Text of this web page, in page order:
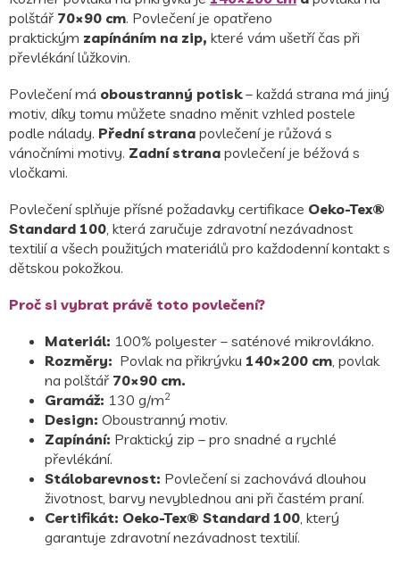
polštář 70×90 cm. Povlečení je opatřeno
praktickým zapínáním na zip, které vám ušetří čas při
převlékání lůžkovin.
Povlečení má oboustranný potisk– každá strana má jiný
motiv, díky tomu můžete snadno měnit vzhled postele
podle nálady. Přední strana povlečení je růžová s
vánočními motivy. Zadní strana povlečení je béžová s
vločkami.
Povlečení splňuje přísné požadavky certifikace Oeko-Tex®
Standard 100 , která zaručuje zdravotní nezávadnost
textilií a všech použitých materiálů pro každodenní kontakt s
dětskou pokožkou.
Proč si vybrat právě toto povlečení?
Materiál: 100% polyester – saténové mikrovlákno.
Rozměry: Povlak na přikrývku 140×200 cm , povlak
na polštář 70×90 cm.
Gramáž: 130 g/m2
Design: Oboustranný motiv.
Zapínání: Praktický zip – pro snadné a rychlé
převlékání.
Stálobarevnost: Povlečení si zachovává dlouhou
životnost, barvy nevyblednou ani při častém praní.
Certifikát: Oeko-Tex® Standard 100 , který
garantuje zdravotní nezávadnost textilií.